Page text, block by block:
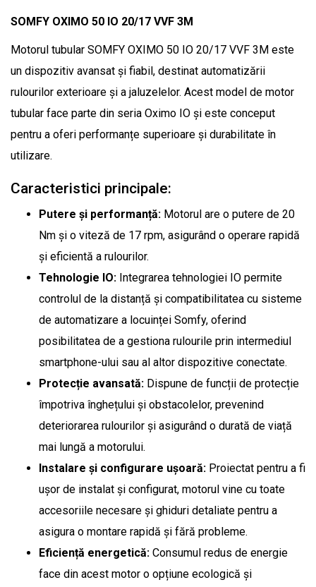
SOMFY OXIMO 50 IO 20/17 VVF 3M
Motorul tubular SOMFY OXIMO 50 IO 20/17 VVF 3M este
un dispozitiv avansat și fiabil, destinat automatizării
rulourilor exterioare și a jaluzelelor. Acest model de motor
tubular face parte din seria Oximo IO și este conceput
pentru a oferi performanțe superioare și durabilitate în
utilizare.
Caracteristici principale:
Putere și performanță: Motorul are o putere de 20
Nm și o viteză de 17 rpm, asigurând o operare rapidă
și eficientă a rulourilor.
Tehnologie IO: Integrarea tehnologiei IO permite
controlul de la distanță și compatibilitatea cu sisteme
de automatizare a locuinței Somfy, oferind
posibilitatea de a gestiona rulourile prin intermediul
smartphone-ului sau al altor dispozitive conectate.
Protecție avansată: Dispune de funcții de protecție
împotriva înghețului și obstacolelor, prevenind
deteriorarea rulourilor și asigurând o durată de viață
mai lungă a motorului.
Instalare și configurare ușoară: Proiectat pentru a fi
ușor de instalat și configurat, motorul vine cu toate
accesoriile necesare și ghiduri detaliate pentru a
asigura o montare rapidă și fără probleme.
Eficiență energetică: Consumul redus de energie
face din acest motor o opțiune ecologică și